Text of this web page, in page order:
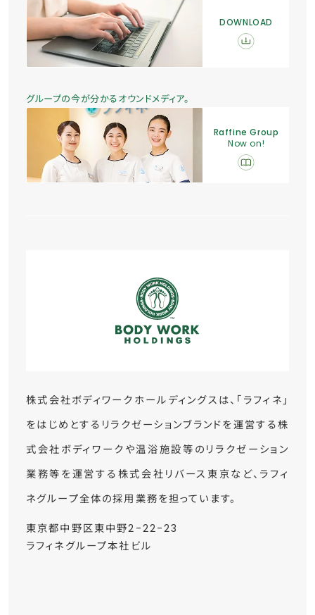
DOWNLOAD
グループの今が分かるオウンドメディア。
Raffine Group
Now on!
株式会社ボディワークホールディングスは、「ラフィネ」
をはじめとするリラクゼーションブランドを運営する株
式会社ボディワークや温浴施設等のリラクゼーション
業務等を運営する株式会社リバース東京など、ラフィ
ネグループ全体の採用業務を担っています。
東京都中野区東中野2-22-23
ラフィネグループ本社ビル